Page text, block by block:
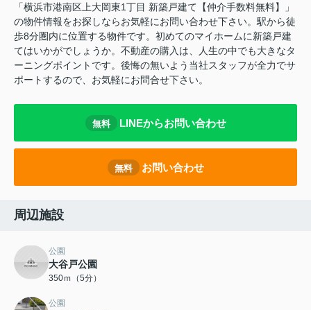
「横浜市港南区上大岡東1丁目 新築戸建て【仲介手数料無料】」
の物件情報をお探しならお気軽にお問い合わせ下さい。駅から徒
歩8分圏内に位置する物件です。初めてのマイホームに新築戸建
てはいかがでしょうか。不動産の購入は、人生の中でも大きなタ
ーニングポイントです。後悔の無いよう当社スタッフが全力でサ
ポートするので、お気軽にお問合せ下さい。
無料 LINEからお問い合わせ
無料 お問い合わせ
周辺施設
公園
大谷戸公園
350ｍ（5分）
公園